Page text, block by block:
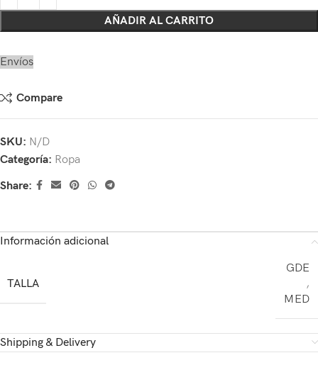
AÑADIR AL CARRITO
Envíos
Compare
SKU: N/D
Categoría: Ropa
Share:
Información adicional
TALLA
GDE
,
MED
Shipping & Delivery